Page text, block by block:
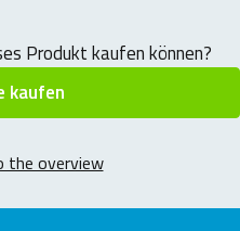
Produkt kaufen können?
kaufen
the overview